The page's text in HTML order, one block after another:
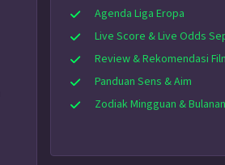
Agenda Liga Eropa
Live Score & Live Odds
Review & Rekomendasi
Panduan Sens & Aim
Zodiak Mingguan & Bulanan